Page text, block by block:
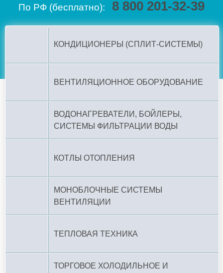
По РФ (бесплатно): 8 800 201-32-39
КОНДИЦИОНЕРЫ (СПЛИТ-СИСТЕМЫ)
ВЕНТИЛЯЦИОННОЕ ОБОРУДОВАНИЕ
ВОДОНАГРЕВАТЕЛИ, БОЙЛЕРЫ,
СИСТЕМЫ ФИЛЬТРАЦИИ ВОДЫ
КОТЛЫ ОТОПЛЕНИЯ
МОНОБЛОЧНЫЕ СИСТЕМЫ
ВЕНТИЛЯЦИИ
ТЕПЛОВАЯ ТЕХНИКА
ТОРГОВОЕ ХОЛОДИЛЬНОЕ И